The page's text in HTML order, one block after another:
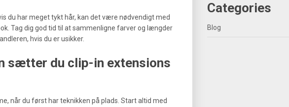
du har meget tykt hår, kan det være nødvendigt med
Tag dig god tid til at sammenligne farver og længder
hvis du er usikker.
sætter du clip-in extensions
når du først har teknikken på plads. Start altid med
Categories
Blog